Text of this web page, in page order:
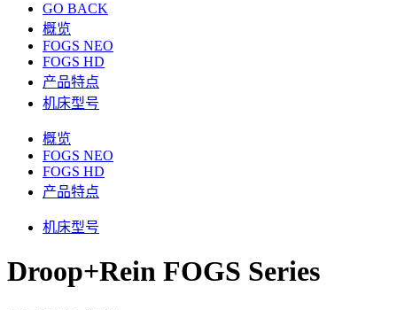
GO BACK
概览
FOGS NEO
FOGS HD
产品特点
机床型号
概览
FOGS NEO
FOGS HD
产品特点
机床型号
Droop+Rein FOGS Series